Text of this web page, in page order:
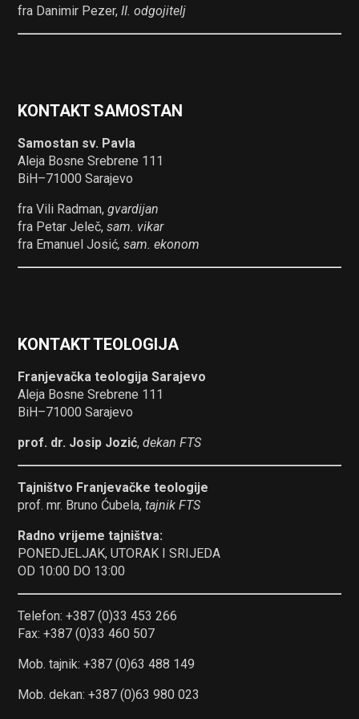
fra Danimir Pezer,II. odgojitelj
KONTAKT SAMOSTAN
Samostan sv. Pavla
Aleja Bosne Srebrene 111
BiH–71000 Sarajevo
fra Vili Radman,gvardijan
fra Petar Jeleč,sam. vikar
fra Emanuel Josić, sam. ekonom
KONTAKT TEOLOGIJA
Franjevačka teologija Sarajevo
Aleja Bosne Srebrene 111
BiH–71000 Sarajevo
prof. dr. Josip Jozić,dekan FTS
Tajništvo Franjevačke teologije
prof. mr. Bruno Ćubela,tajnik FTS
Radno vrijeme tajništva:
PONEDJELJAK, UTORAK I SRIJEDA
OD 10:00 DO 13:00
Telefon: +387 (0)33 453 266
Fax: +387 (0)33 460 507
Mob. tajnik: +387 (0)63 488 149
Mob. dekan: +387 (0)63 980 023